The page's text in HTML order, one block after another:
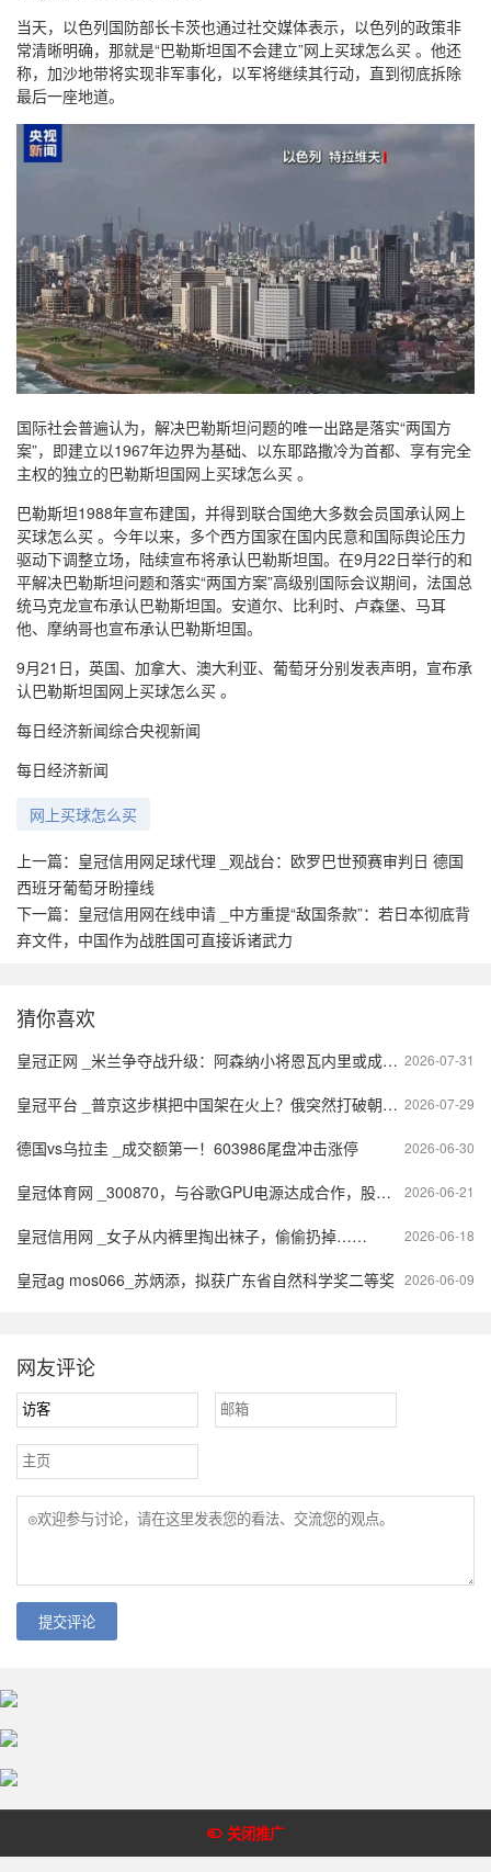
关闭推广
当天，以色列国防部长卡茨也通过社交媒体表示，以色列的政策非
常清晰明确，那就是“巴勒斯坦国不会建立”网上买球怎么买 。他还
称，加沙地带将实现非军事化，以军将继续其行动，直到彻底拆除
最后一座地道。
国际社会普遍认为，解决巴勒斯坦问题的唯一出路是落实“两国方
案”，即建立以1967年边界为基础、以东耶路撒冷为首都、享有完全
主权的独立的巴勒斯坦国网上买球怎么买 。
巴勒斯坦1988年宣布建国，并得到联合国绝大多数会员国承认网上
买球怎么买 。今年以来，多个西方国家在国内民意和国际舆论压力
驱动下调整立场，陆续宣布将承认巴勒斯坦国。在9月22日举行的和
平解决巴勒斯坦问题和落实“两国方案”高级别国际会议期间，法国总
统马克龙宣布承认巴勒斯坦国。安道尔、比利时、卢森堡、马耳
他、摩纳哥也宣布承认巴勒斯坦国。
9月21日，英国、加拿大、澳大利亚、葡萄牙分别发表声明，宣布承
认巴勒斯坦国网上买球怎么买 。
每日经济新闻综合央视新闻
每日经济新闻
网上买球怎么买
上一篇： 皇冠信用网足球代理 _观战台：欧罗巴世预赛审判日 德国
西班牙葡萄牙盼撞线
下一篇： 皇冠信用网在线申请 _中方重提“敌国条款”：若日本彻底背
弃文件，中国作为战胜国可直接诉诸武力
猜你喜欢
2026-07-31
皇冠正网 _米兰争夺战升级：阿森纳小将恩瓦内里或成新一代球星的转折点
2026-07-29
皇冠平台 _普京这步棋把中国架在火上？俄突然打破朝核20年约定
2026-06-30
德国vs乌拉圭 _成交额第一！603986尾盘冲击涨停
2026-06-21
皇冠体育网 _300870，与谷歌GPU电源达成合作，股价创历史新高
2026-06-18
皇冠信用网 _女子从内裤里掏出袜子，偷偷扔掉……
2026-06-09
皇冠ag mos066_苏炳添，拟获广东省自然科学奖二等奖
网友评论
提交评论
Copyright @2018-2022 皇冠体育网 版权所有